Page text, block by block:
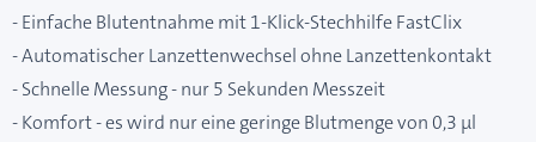
- Einfache Blutentnahme mit 1-Klick-Stechhilfe FastClix
- Automatischer Lanzettenwechsel ohne Lanzettenkontakt
- Schnelle Messung - nur 5 Sekunden Messzeit
- Komfort - es wird nur eine geringe Blutmenge von 0,3 µl